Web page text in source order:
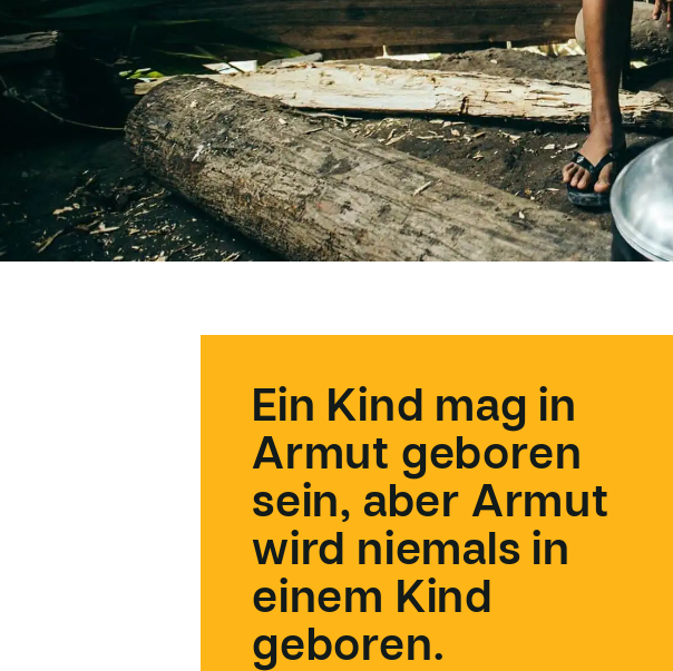
Ein Kind mag in
Armut geboren
sein, aber Armut
wird niemals in
einem Kind
geboren.